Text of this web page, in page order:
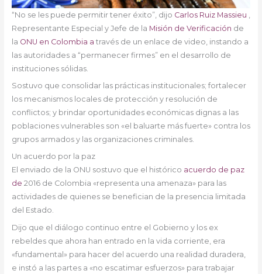
“No se les puede permitir tener éxito”, dijo Carlos Ruiz Massieu
Representante Especial y Jefe de la Misión de Verificación de
la ONU en Colombia a través de un enlace de video, instando a
las autoridades a “permanecer firmes” en el desarrollo de
instituciones sólidas.
Sostuvo que consolidar las prácticas institucionales; fortalecer
los mecanismos locales de protección y resolución de
conflictos; y brindar oportunidades económicas dignas a las
poblaciones vulnerables son «el baluarte más fuerte» contra los
grupos armados y las organizaciones criminales.
Un acuerdo por la paz
El enviado de la ONU sostuvo que el histórico acuerdo de paz
de 2016 de Colombia «representa una amenaza» para las
actividades de quienes se benefician de la presencia limitada
del Estado.
Dijo que el diálogo continuo entre el Gobierno y los ex
rebeldes que ahora han entrado en la vida corriente, era
«fundamental» para hacer del acuerdo una realidad duradera,
e instó a las partes a «no escatimar esfuerzos» para trabajar